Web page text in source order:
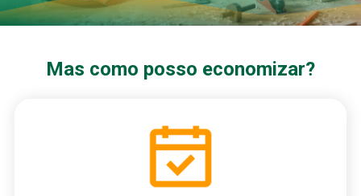
Mas como posso economizar?